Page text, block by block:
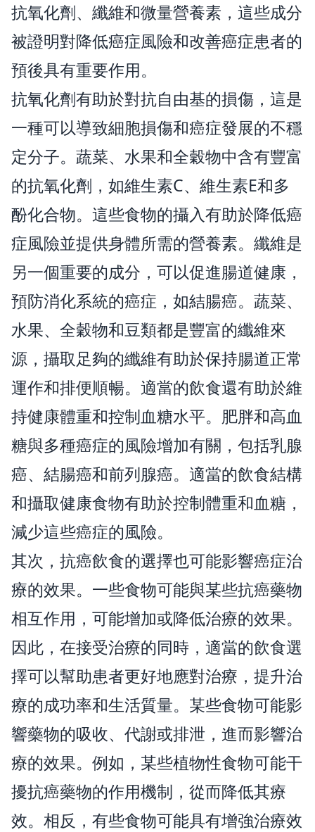
抗氧化劑、纖維和微量營養素，這些成分
被證明對降低癌症風險和改善癌症患者的
預後具有重要作用。
抗氧化劑有助於對抗自由基的損傷，這是
一種可以導致細胞損傷和癌症發展的不穩
定分子。蔬菜、水果和全穀物中含有豐富
的抗氧化劑，如維生素C、維生素E和多
酚化合物。這些食物的攝入有助於降低癌
症風險並提供身體所需的營養素。纖維是
另一個重要的成分，可以促進腸道健康，
預防消化系統的癌症，如結腸癌。蔬菜、
水果、全穀物和豆類都是豐富的纖維來
源，攝取足夠的纖維有助於保持腸道正常
運作和排便順暢。適當的飲食還有助於維
持健康體重和控制血糖水平。肥胖和高血
糖與多種癌症的風險增加有關，包括乳腺
癌、結腸癌和前列腺癌。適當的飲食結構
和攝取健康食物有助於控制體重和血糖，
減少這些癌症的風險。
其次，抗癌飲食的選擇也可能影響癌症治
療的效果。一些食物可能與某些抗癌藥物
相互作用，可能增加或降低治療的效果。
因此，在接受治療的同時，適當的飲食選
擇可以幫助患者更好地應對治療，提升治
療的成功率和生活質量。某些食物可能影
響藥物的吸收、代謝或排泄，進而影響治
療的效果。例如，某些植物性食物可能干
擾抗癌藥物的作用機制，從而降低其療
效。相反，有些食物可能具有增強治療效